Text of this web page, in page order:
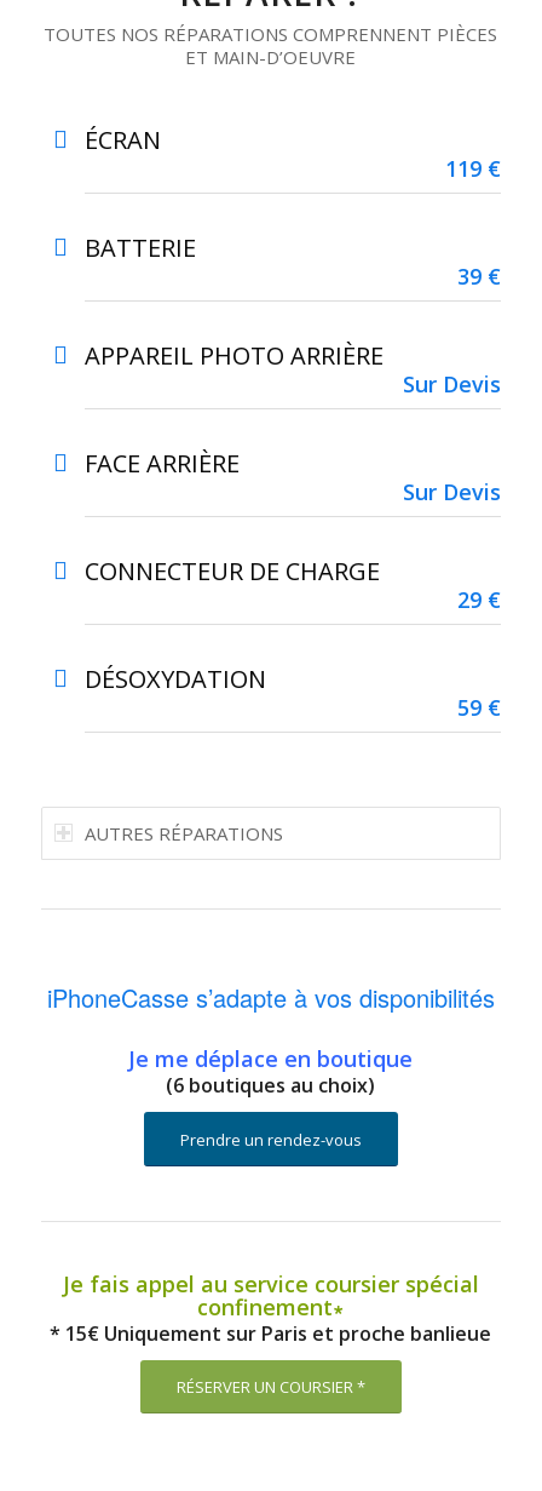
TOUTES NOS RÉPARATIONS COMPRENNENT PIÈCES
ET MAIN-D’OEUVRE
ÉCRAN
119 €
BATTERIE
39 €
APPAREIL PHOTO ARRIÈRE
Sur Devis
FACE ARRIÈRE
Sur Devis
CONNECTEUR DE CHARGE
29 €
DÉSOXYDATION
59 €
AUTRES RÉPARATIONS
iPhoneCasse s’adapte à vos disponibilités
Je me déplace en boutique
(6 boutiques au choix)
Prendre un rendez-vous
Je fais appel au service coursier spécial
confinement∗
* 15€ Uniquement sur Paris et proche banlieue
RÉSERVER UN COURSIER *